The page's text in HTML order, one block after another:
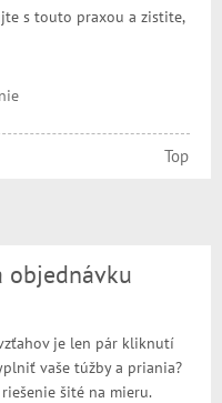
s touto praxou a zistite,
Top
objednávku
je len pár kliknutí
vaše túžby a priania?
šité na mieru.